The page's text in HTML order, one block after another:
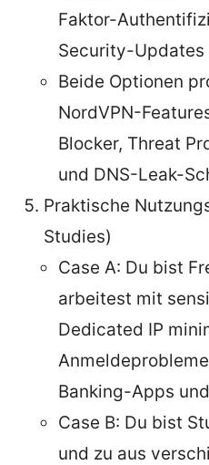
Faktor-
Security-Updates
Beide Optionen
NordVPN-
Blocker, Threat
und DNS-Leak-
Praktische
Studies)
Case A: Du bist
arbeitest mit
Dedicated IP
Banking-Apps
Case B: Du bist
und zu aus